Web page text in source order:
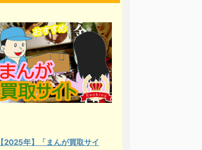
【2025年】「まんが買取サイ